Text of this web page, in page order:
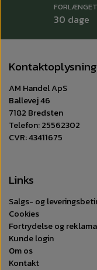
30 dage
AM Handel ApS
Ballevej 46
7182 Bredsten
Telefon: 25562302
CVR: 43411675
Links
Salgs- og
Cookies
Fortrydelse og
Kunde login
Om os
Kontakt